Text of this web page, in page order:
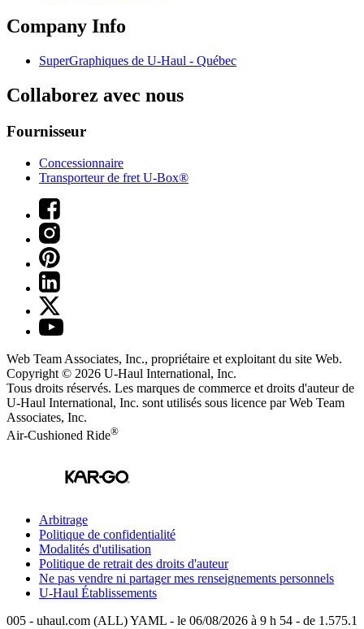
Company Info
SuperGraphiques de U-Haul - Québec
Collaborez avec nous
Fournisseur
Concessionnaire
Transporteur de fret U-Box®
Web Team Associates, Inc., propriétaire et exploitant du site Web.
Copyright © 2026 U-Haul International, Inc.
Tous droits réservés. Les marques de commerce et droits d'auteur de
U-Haul International, Inc. sont utilisés sous licence par Web Team
Associates, Inc.
Air-Cushioned Ride®
Arbitrage
Politique de confidentialité
Modalités d'utilisation
Politique de retrait des droits d'auteur
Ne pas vendre ni partager mes renseignements personnels
U-Haul Établissements
005 - uhaul.com (ALL) YAML - le 06/08/2026 à 9 h 54 - de 1.575.1